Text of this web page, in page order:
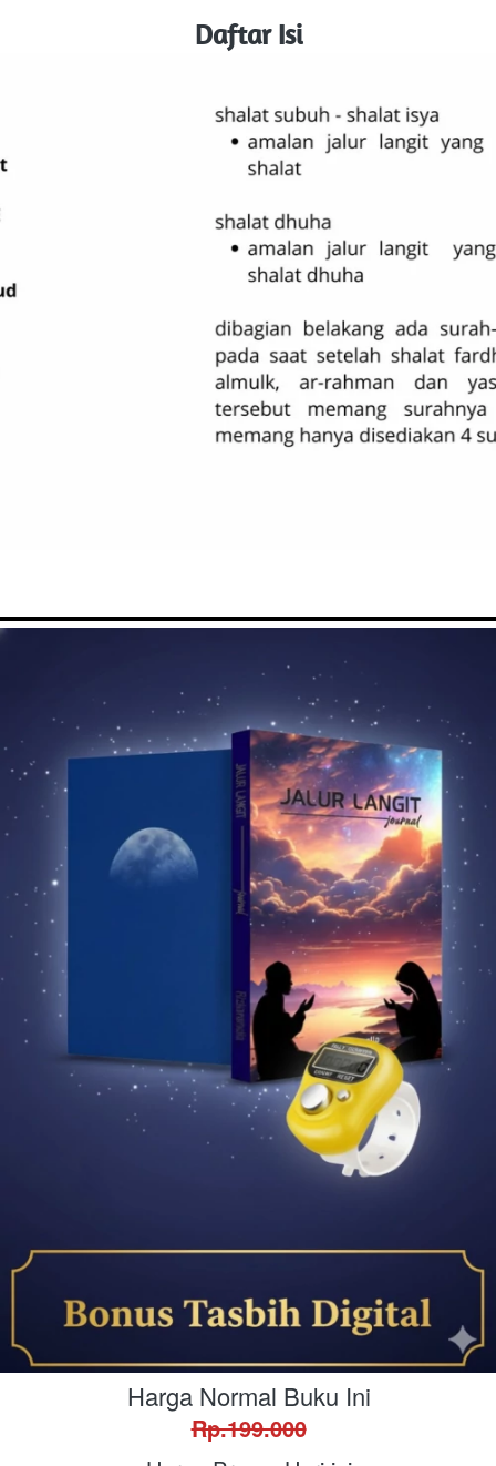
Daftar Isi
Harga Normal Buku Ini
Rp.199.000